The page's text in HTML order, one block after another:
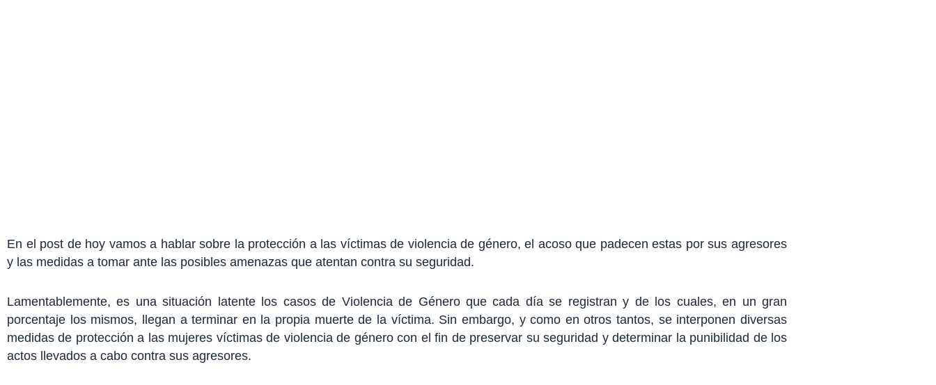
En el post de hoy vamos a hablar sobre la protección a las víctimas de violencia de género, el acoso que padecen estas por sus agresores
y las medidas a tomar ante las posibles amenazas que atentan contra su seguridad.
Lamentablemente, es una situación latente los casos de Violencia de Género que cada día se registran y de los cuales, en un gran
porcentaje los mismos, llegan a terminar en la propia muerte de la víctima. Sin embargo, y como en otros tantos, se interponen diversas
medidas de protección a las mujeres víctimas de violencia de género con el fin de preservar su seguridad y determinar la punibilidad de los
actos llevados a cabo contra sus agresores.